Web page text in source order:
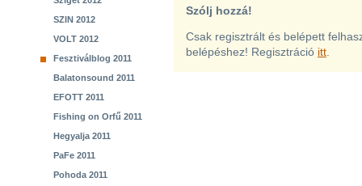
SZIN 2012
VOLT 2012
Fesztiválblog 2011
Balatonsound 2011
EFOTT 2011
Fishing on Orfű 2011
Hegyalja 2011
PaFe 2011
Pohoda 2011
Szólj hozzá!
Csak regisztrált és belépett
belépéshez! Regisztráció itt